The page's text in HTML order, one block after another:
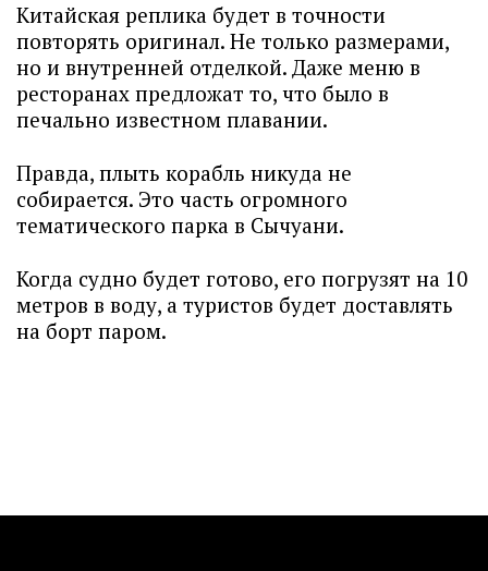
Китайская реплика будет в точности
повторять оригинал. Не только размерами,
но и внутренней отделкой. Даже меню в
ресторанах предложат то, что было в
печально известном плавании.
Правда, плыть корабль никуда не
собирается. Это часть огромного
тематического парка в Сычуани.
Когда судно будет готово, его погрузят на 10
метров в воду, а туристов будет доставлять
на борт паром.